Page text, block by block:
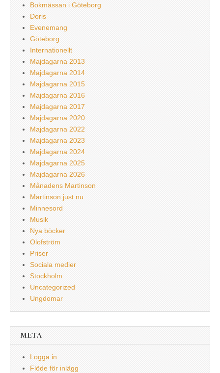
Bokmässan i Göteborg
Doris
Evenemang
Göteborg
Internationellt
Majdagarna 2013
Majdagarna 2014
Majdagarna 2015
Majdagarna 2016
Majdagarna 2017
Majdagarna 2020
Majdagarna 2022
Majdagarna 2023
Majdagarna 2024
Majdagarna 2025
Majdagarna 2026
Månadens Martinson
Martinson just nu
Minnesord
Musik
Nya böcker
Olofström
Priser
Sociala medier
Stockholm
Uncategorized
Ungdomar
META
Logga in
Flöde för inlägg